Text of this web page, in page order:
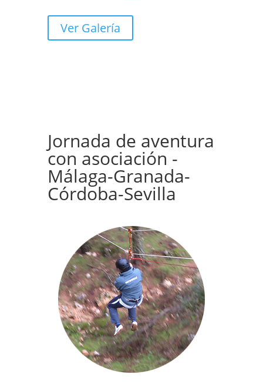
Ver Galería
Jornada de aventura
con asociación -
Málaga-Granada-
Córdoba-Sevilla